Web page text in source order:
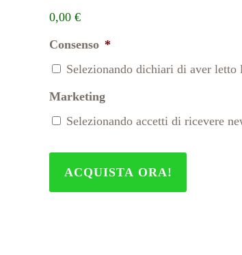
0,00 €
Consenso *
Selezionando dichiari di aver
Marketing
Selezionando accetti di ricevere